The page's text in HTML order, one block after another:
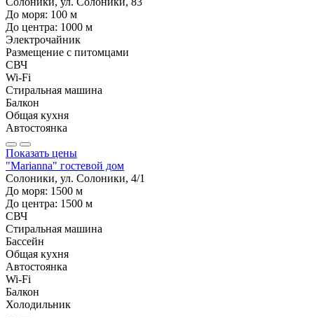
До моря: 100 м
До центра: 1000 м
Электрочайник
Размещение с питомцами
СВЧ
Wi-Fi
Стиральная машина
Балкон
Общая кухня
Автостоянка
Показать цены
"Marianna" гостевой дом
Солоники, ул. Солоники, 4/1
До моря: 1500 м
До центра: 1500 м
СВЧ
Стиральная машина
Бассейн
Общая кухня
Автостоянка
Wi-Fi
Балкон
Холодильник